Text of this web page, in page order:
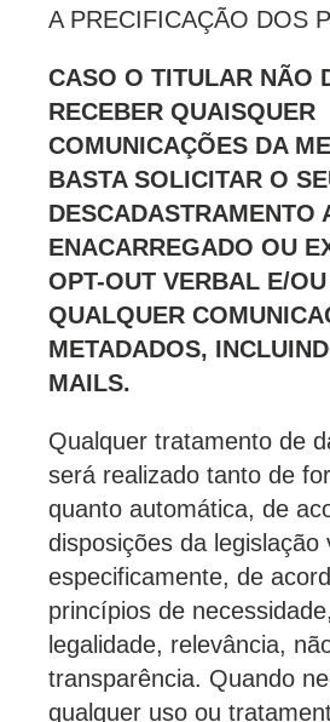
A PRECIFICAÇÃO DOS
CASO O TITULAR NÃO
RECEBER QUAISQUER
COMUNICAÇÕES DA
BASTA SOLICITAR O
DESCADASTRAMENTO
ENACARREGADO OU
OPT-OUT VERBAL E/
QUALQUER
METADADOS,
MAILS.
Qualquer tratamento de
será realizado tanto de
quanto automática, de
disposições da legislação
especificamente, de
princípios de
legalidade, relevância,
transparência. Quando
qualquer uso ou